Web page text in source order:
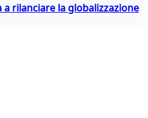
rilanciare la globalizzazione